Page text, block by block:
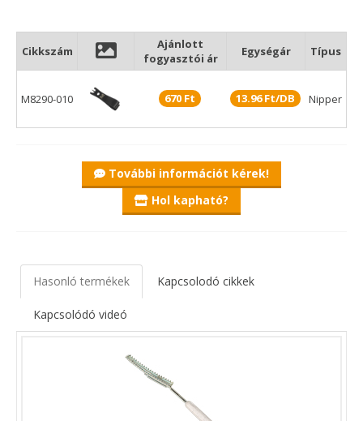
Cikkszám
Ajánlott
fogyasztói ár
Egységár Típus
M8290-010 670 Ft 13.96 Ft/DB Nipper
További információt kérek!
Hol kapható?
Hasonló termékek Kapcsolodó cikkek
Kapcsolódó videó